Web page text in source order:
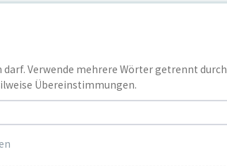
Verwende mehrere Wörter getrennt durch
Übereinstimmungen.